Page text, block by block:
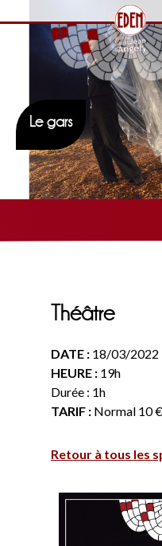
Le gars
Théâtre
DATE : 18/03/2022
HEURE : 19h
Durée : 1h
TARIF : Normal 10
Retour à tous les